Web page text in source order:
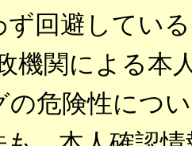
ず回避してい
機関による本
の危険性につ